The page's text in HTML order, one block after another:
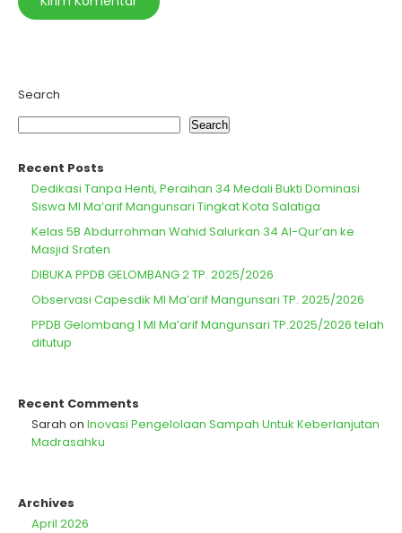
Search
Search
Recent Posts
Dedikasi Tanpa Henti, Peraihan 34 Medali Bukti Dominasi
Siswa MI Ma’arif Mangunsari Tingkat Kota Salatiga
Kelas 5B Abdurrohman Wahid Salurkan 34 Al-Qur’an ke
Masjid Sraten
DIBUKA PPDB GELOMBANG 2 TP. 2025/2026
Observasi Capesdik MI Ma’arif Mangunsari TP. 2025/2026
PPDB Gelombang 1 MI Ma’arif Mangunsari TP.2025/2026 telah
ditutup
Recent Comments
Sarah on Inovasi Pengelolaan Sampah Untuk Keberlanjutan
Madrasahku
Archives
April 2026